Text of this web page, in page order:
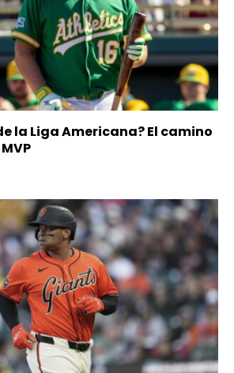
la Liga Americana? El camino